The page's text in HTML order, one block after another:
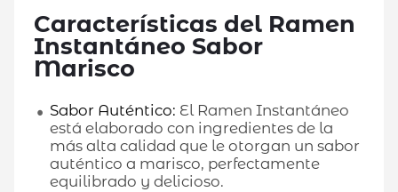
Características del Ramen
Instantáneo Sabor
Marisco
Sabor Auténtico: El Ramen Instantáneo
está elaborado con ingredientes de la
más alta calidad que le otorgan un sabor
auténtico a marisco, perfectamente
equilibrado y delicioso.